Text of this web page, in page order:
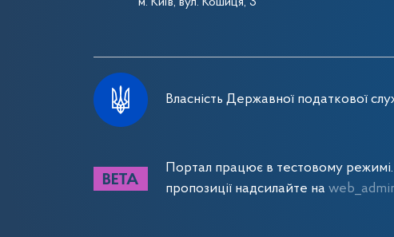
Власність Державної податкової
Портал працює в тестовому
пропозиції надсилайте на